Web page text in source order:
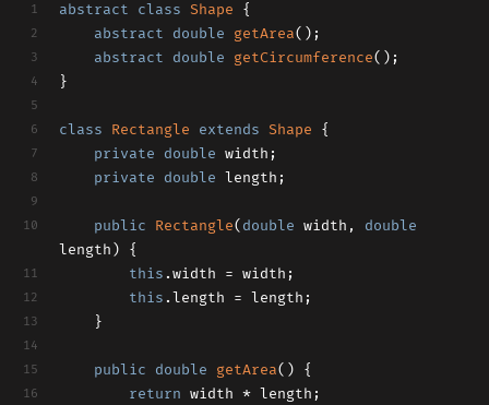
abstract class Shape
{
abstract
double getArea() ;
abstract
double getCircumference() ;
}
class Rectangle extends Shape
{
private
double width;
private
double length;
public Rectangle( double width, double
length)
{
this .width = width;
this .length = length;
	}
public double getArea()
{
return width * length;